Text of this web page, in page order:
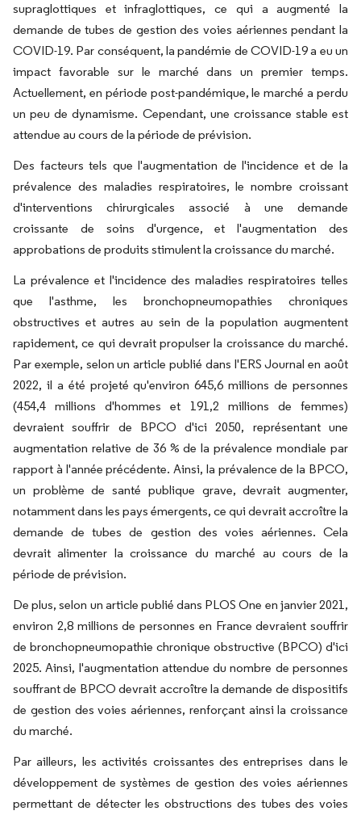
supraglottiques et infraglottiques, ce qui a augmenté la
demande de tubes de gestion des voies aériennes pendant la
COVID-19. Par conséquent, la pandémie de COVID-19 a eu un
impact favorable sur le marché dans un premier temps.
Actuellement, en période post-pandémique, le marché a perdu
un peu de dynamisme. Cependant, une croissance stable est
attendue au cours de la période de prévision.
Des facteurs tels que l'augmentation de l'incidence et de la
prévalence des maladies respiratoires, le nombre croissant
d'interventions chirurgicales associé à une demande
croissante de soins d'urgence, et l'augmentation des
approbations de produits stimulent la croissance du marché.
La prévalence et l'incidence des maladies respiratoires telles
que l'asthme, les bronchopneumopathies chroniques
obstructives et autres au sein de la population augmentent
rapidement, ce qui devrait propulser la croissance du marché.
Par exemple, selon un article publié dans l'ERS Journal en août
2022, il a été projeté qu'environ 645,6 millions de personnes
(454,4 millions d'hommes et 191,2 millions de femmes)
devraient souffrir de BPCO d'ici 2050, représentant une
augmentation relative de 36 % de la prévalence mondiale par
rapport à l'année précédente. Ainsi, la prévalence de la BPCO,
un problème de santé publique grave, devrait augmenter,
notamment dans les pays émergents, ce qui devrait accroître la
demande de tubes de gestion des voies aériennes. Cela
devrait alimenter la croissance du marché au cours de la
période de prévision.
De plus, selon un article publié dans PLOS One en janvier 2021,
environ 2,8 millions de personnes en France devraient souffrir
de bronchopneumopathie chronique obstructive (BPCO) d'ici
2025. Ainsi, l'augmentation attendue du nombre de personnes
souffrant de BPCO devrait accroître la demande de dispositifs
de gestion des voies aériennes, renforçant ainsi la croissance
du marché.
Par ailleurs, les activités croissantes des entreprises dans le
développement de systèmes de gestion des voies aériennes
permettant de détecter les obstructions des tubes des voies